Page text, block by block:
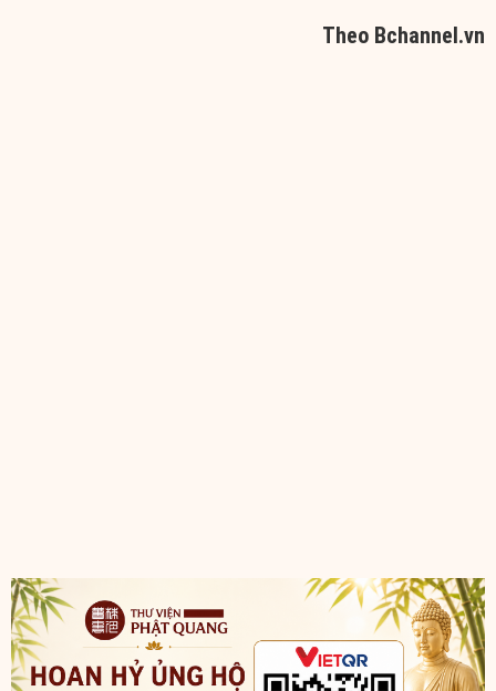
Theo Bchannel.vn